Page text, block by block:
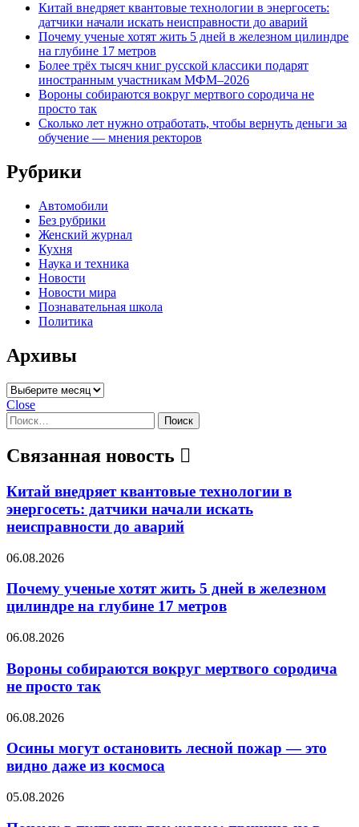
Китай внедряет квантовые технологии в энергосеть:
датчики начали искать неисправности до аварий
Почему ученые хотят жить 5 дней в железном цилиндре
на глубине 17 метров
Более трёх тысяч книг русской классики подарят
иностранным участникам МФМ–2026
Вороны собираются вокруг мертвого сородича не
просто так
Сколько лет нужно отработать, чтобы вернуть деньги за
обучение — мнения ректоров
Рубрики
Автомобили
Без рубрики
Женский журнал
Кухня
Наука и техника
Новости
Новости мира
Познавательная школа
Политика
Архивы
Архивы
Close
Найти:
Связанная новость
Китай внедряет квантовые технологии в
энергосеть: датчики начали искать
неисправности до аварий
06.08.2026
Почему ученые хотят жить 5 дней в железном
цилиндре на глубине 17 метров
06.08.2026
Вороны собираются вокруг мертвого сородича
не просто так
06.08.2026
Осины могут остановить лесной пожар — это
видно даже из космоса
05.08.2026